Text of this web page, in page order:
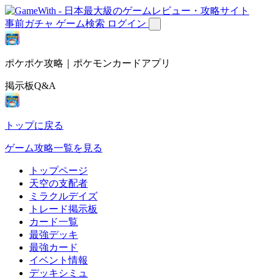
事前ガチャ ゲーム検索 ログイン
ポケポケ攻略｜ポケモンカードアプリ
掲示板Q&A
トップに戻る
ゲーム攻略一覧を見る
トップページ
天空の支配者
ミラクルデイズ
トレード掲示板
カード一覧
最強デッキ
最強カード
イベント情報
デッキシミュ